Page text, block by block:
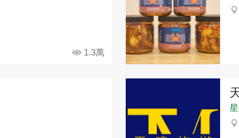
1.3萬